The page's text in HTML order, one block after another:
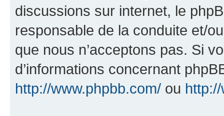
discussions sur internet, le
responsable de la conduite et/
que nous n’acceptons pas. Si
d’informations concernant
http://www.phpbb.com/ ou